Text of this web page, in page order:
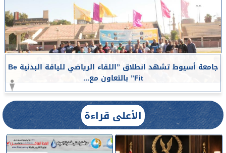
جامعة أسيوط تشهد انطلاق ”اللقاء الرياضي للياقة البدنية Be
Fit” بالتعاون مع...
الأعلى قراءة